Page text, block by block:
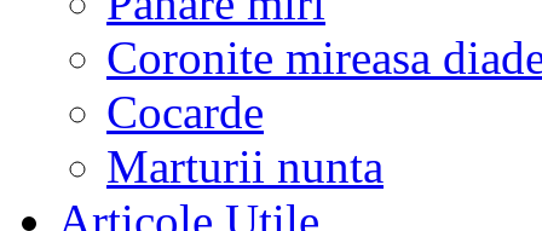
Coronite mireasa
Cocarde
Marturii nunta
Articole Utile